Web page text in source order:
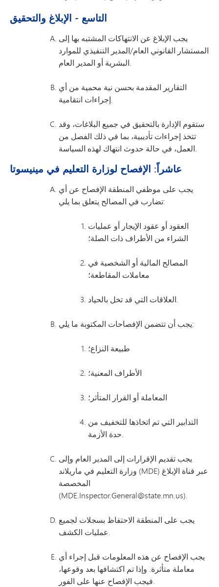
التاسع - الإبلاغ والتحقيق
يجب الإبلاغ عن الانتهاكات المشتبه بها إلى
المستشار القانوني العام/المدير التنفيذي للموارد
البشرية أو المدير العام.
التقارير المقدمة بحسن نية محمية من أي
إجراءات انتقامية.
ستقوم الإدارة بالتحقيق في جميع البلاغات، وقد
تتخذ إجراءات تأديبية، بما في ذلك الفصل من
العمل، في حالة حدوث انتهاك لهذه السياسة.
عاشراً: الإفصاح لوزارة التعليم في مينيسوتا
يجب على موظفي المنطقة الإفصاح عن أي
تضارب في المصالح يتعلق بما يلي:
العقود أو عقود الإيجار أو عمليات
الشراء من الأطراف ذات الصلة؛
المصالح المالية أو الشخصية في
معاملات المقاطعة؛
العلاقات التي قد تخل بالحياد.
يجب أن تتضمن الإفصاحات المكتوبة ما يلي:
طبيعة النزاع؛
الأطراف المعنية؛
المعاملة أو القرار المتأثر؛
التدابير التي تم اتخاذها للتخفيف من
حدة الأزمة.
يجب تقديم الإقرارات إلى المدير العام وإلى
وزارة التعليم في ماريلاند (MDE) عبر قناة الإبلاغ
المخصصة
(MDE.Inspector.General@state.mn.us).
يجب على المنطقة الاحتفاظ بسجلات لجميع
عمليات الكشف.
يجب الإفصاح عن هذه المعلومات قبل إجراء أي
معاملة متأثرة. وإذا تم اكتشافها بعد وقوعها،
فيجب الإفصاح عنها على الفور.